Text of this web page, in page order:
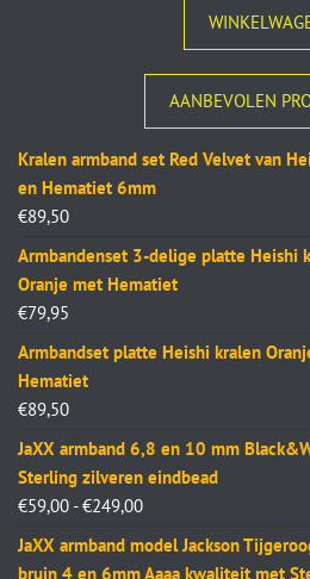
AANBEVOLEN
Kralen armband set Red Velvet van
en Hematiet 6mm
€89,50
Armbandenset 3-delige platte Heishi
Oranje met Hematiet
€79,95
Armbandset platte Heishi kralen
Hematiet
€89,50
JaXX armband 6,8 en 10 mm
Sterling zilveren eindbead
€59,00 - €249,00
JaXX armband model Jackson
bruin 4 en 6mm Aaaa kwaliteit met